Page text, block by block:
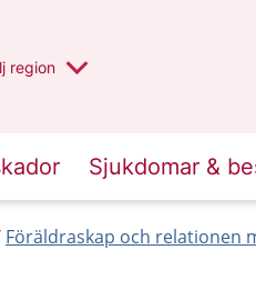
har valt region
en annan
region
Sjukdomar &
Föräldraskap och relationen